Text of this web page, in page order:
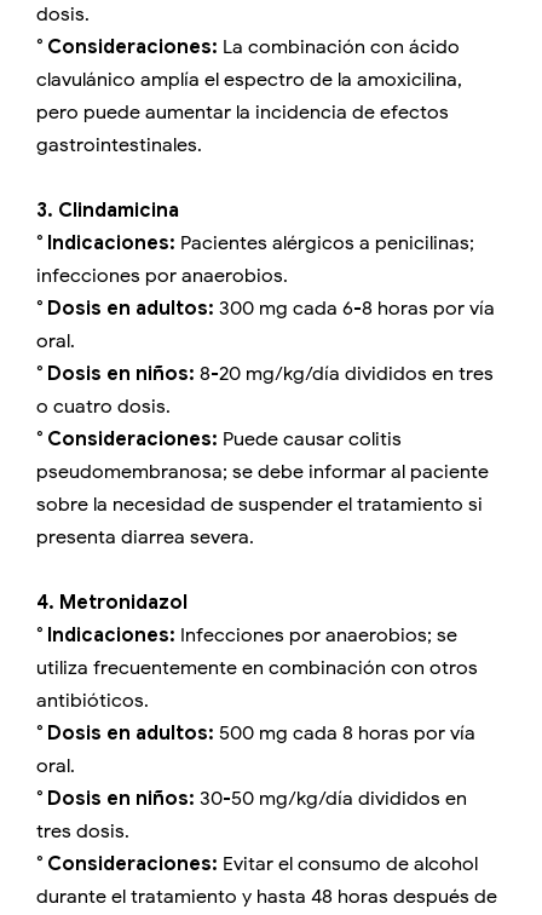
dosis.
° Consideraciones: La combinación con ácido
clavulánico amplía el espectro de la amoxicilina,
pero puede aumentar la incidencia de efectos
gastrointestinales.
3. Clindamicina
° Indicaciones: Pacientes alérgicos a penicilinas;
infecciones por anaerobios.
° Dosis en adultos: 300 mg cada 6-8 horas por vía
oral.
° Dosis en niños: 8-20 mg/kg/día divididos en tres
o cuatro dosis.
° Consideraciones: Puede causar colitis
pseudomembranosa; se debe informar al paciente
sobre la necesidad de suspender el tratamiento si
presenta diarrea severa.
4. Metronidazol
° Indicaciones: Infecciones por anaerobios; se
utiliza frecuentemente en combinación con otros
antibióticos.
° Dosis en adultos: 500 mg cada 8 horas por vía
oral.
° Dosis en niños: 30-50 mg/kg/día divididos en
tres dosis.
° Consideraciones: Evitar el consumo de alcohol
durante el tratamiento y hasta 48 horas después de